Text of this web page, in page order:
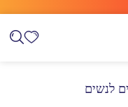
לנשים